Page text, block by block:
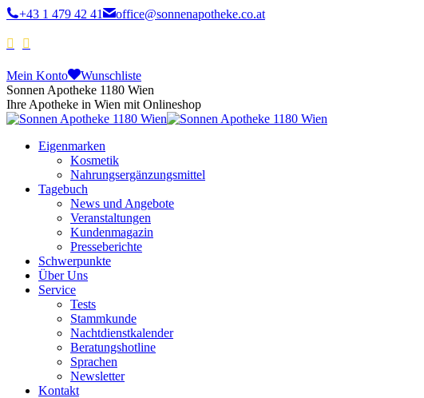
+43 1 479 42 41 office@sonnenapotheke.co.at
Mein Konto
Wunschliste
Sonnen Apotheke 1180 Wien
Ihre Apotheke in Wien mit Onlineshop
Eigenmarken
Kosmetik
Nahrungsergänzungsmittel
Tagebuch
News und Angebote
Veranstaltungen
Kundenmagazin
Presseberichte
Schwerpunkte
Über Uns
Service
Tests
Stammkunde
Nachtdienstkalender
Beratungshotline
Sprachen
Newsletter
Kontakt